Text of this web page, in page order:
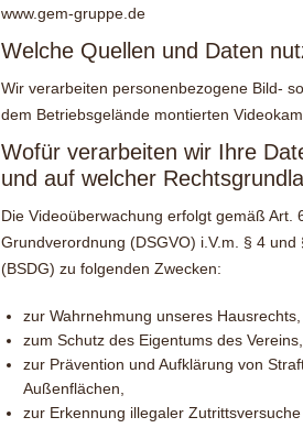
www.gem-gruppe.de
Welche Quellen und Daten
Wir verarbeiten personenbezogene Bild-
dem Betriebsgelände montierten
Wofür verarbeiten wir Ihre
und auf welcher
Die Videoüberwachung erfolgt gemäß Art.
Grundverordnung (DSGVO) i.V.m. § 4
(BSDG) zu folgenden Zwecken:
zur Wahrnehmung unseres Hausrechts,
zum Schutz des Eigentums des Vereins,
zur Prävention und Aufklärung von
Außenflächen,
zur Erkennung illegaler Zutrittsversuche